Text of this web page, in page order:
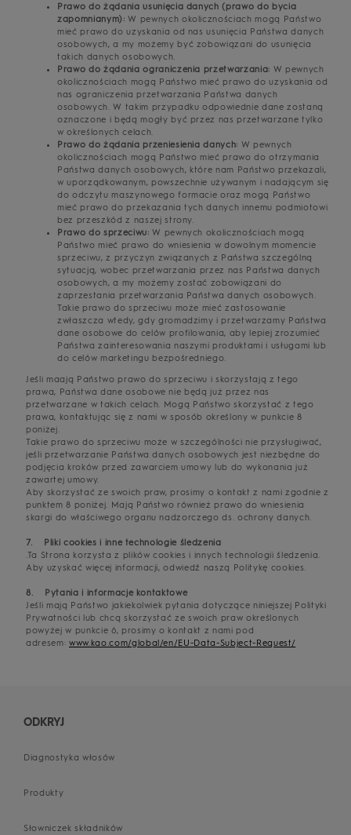
Prawo do żądania usunięcia danych (prawo do bycia
zapomnianym): W pewnych okolicznościach mogą Państwo
mieć prawo do uzyskania od nas usunięcia Państwa danych
osobowych, a my możemy być zobowiązani do usunięcia
takich danych osobowych.
Prawo do żądania ograniczenia przetwarzania: W pewnych
okolicznościach mogą Państwo mieć prawo do uzyskania od
nas ograniczenia przetwarzania Państwa danych
osobowych. W takim przypadku odpowiednie dane zostaną
oznaczone i będą mogły być przez nas przetwarzane tylko
w określonych celach.
Prawo do żądania przeniesienia danych: W pewnych
okolicznościach mogą Państwo mieć prawo do otrzymania
Państwa danych osobowych, które nam Państwo przekazali,
w uporządkowanym, powszechnie używanym i nadającym się
do odczytu maszynowego formacie oraz mogą Państwo
mieć prawo do przekazania tych danych innemu podmiotowi
bez przeszkód z naszej strony.
Prawo do sprzeciwu: W pewnych okolicznościach mogą
Państwo mieć prawo do wniesienia w dowolnym momencie
sprzeciwu, z przyczyn związanych z Państwa szczególną
sytuacją, wobec przetwarzania przez nas Państwa danych
osobowych, a my możemy zostać zobowiązani do
zaprzestania przetwarzania Państwa danych osobowych.
Takie prawo do sprzeciwu może mieć zastosowanie
zwłaszcza wtedy, gdy gromadzimy i przetwarzamy Państwa
dane osobowe do celów profilowania, aby lepiej zrozumieć
Państwa zainteresowania naszymi produktami i usługami lub
do celów marketingu bezpośredniego.
Jeśli maają Państwo prawo do sprzeciwu i skorzystają z tego
prawa, Państwa dane osobowe nie będą już przez nas
przetwarzane w takich celach. Mogą Państwo skorzystać z tego
prawa, kontaktując się z nami w sposób określony w punkcie 8
poniżej.
Takie prawo do sprzeciwu może w szczególności nie przysługiwać,
jeśli przetwarzanie Państwa danych osobowych jest niezbędne do
podjęcia kroków przed zawarciem umowy lub do wykonania już
zawartej umowy.
Aby skorzystać ze swoich praw, prosimy o kontakt z nami zgodnie z
punktem 8 poniżej. Mają Państwo również prawo do wniesienia
skargi do właściwego organu nadzorczego ds. ochrony danych.
7. Pliki cookies i inne technologie śledzenia
.Ta Strona korzysta z plików cookies i innych technologii śledzenia.
Aby uzyskać więcej informacji, odwiedź naszą Politykę cookies.
8. Pytania i informacje kontaktowe
Jeśli mają Państwo jakiekolwiek pytania dotyczące niniejszej Polityki
Prywatności lub chcą skorzystać ze swoich praw określonych
powyżej w punkcie 6, prosimy o kontakt z nami pod
adresem: www.kao.com/global/en/EU-Data-Subject-Request/
ODKRYJ
Diagnostyka włosów
Produkty
Słowniczek składników